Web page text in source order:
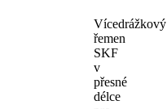
Vícedrážkový
řemen
SKF
v
přesné
délce